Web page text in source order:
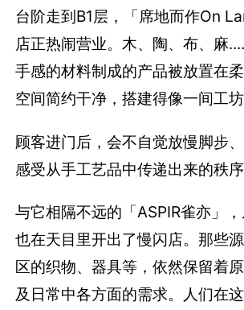
台阶走到B1层，「席地而作On
店正热闹营业。木、陶、布、麻
手感的材料制成的产品被放置在
空间简约干净，搭建得像一间工坊
顾客进门后，会不自觉放慢脚步
感受从手工艺品中传递出来的秩序
与它相隔不远的「ASPIR雀亦」，
也在天目里开出了慢闪店。那些
区的织物、器具等，依然保留着
及日常中各方面的需求。人们在